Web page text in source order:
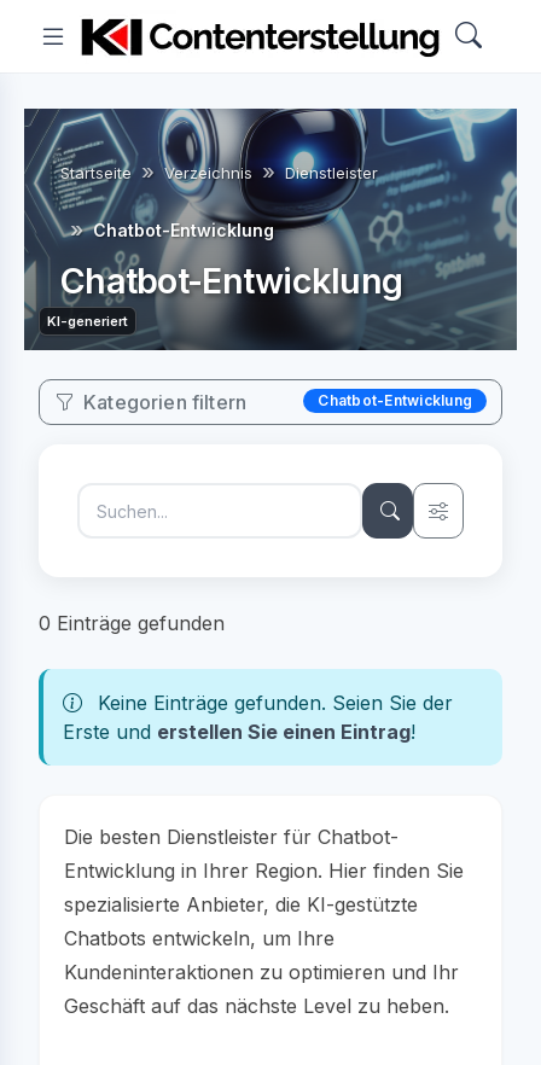
KI-generiert
Startseite Verzeichnis Dienstleister
Chatbot-Entwicklung
Chatbot-Entwicklung
Kategorien filtern Chatbot-Entwicklung
0 Einträge gefunden
Keine Einträge gefunden. Seien Sie der
Erste und erstellen Sie einen Eintrag!
Die besten Dienstleister für Chatbot-
Entwicklung in Ihrer Region. Hier finden Sie
spezialisierte Anbieter, die KI-gestützte
Chatbots entwickeln, um Ihre
Kundeninteraktionen zu optimieren und Ihr
Geschäft auf das nächste Level zu heben.